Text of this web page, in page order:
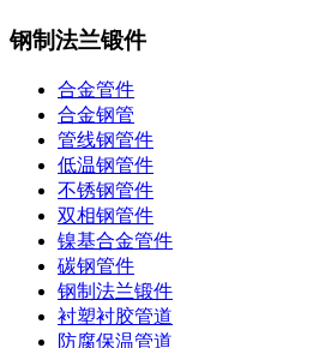
钢制法兰锻件
合金管件
合金钢管
管线钢管件
低温钢管件
不锈钢管件
双相钢管件
镍基合金管件
碳钢管件
钢制法兰锻件
衬塑衬胶管道
防腐保温管道